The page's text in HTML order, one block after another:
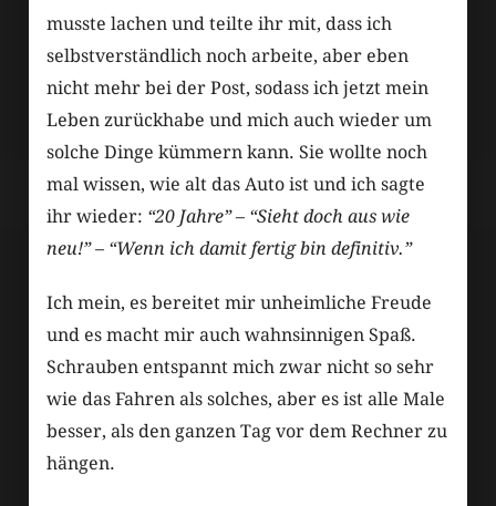
musste lachen und teilte ihr mit, dass ich
selbstverständlich noch arbeite, aber eben
nicht mehr bei der Post, sodass ich jetzt mein
Leben zurückhabe und mich auch wieder um
solche Dinge kümmern kann. Sie wollte noch
mal wissen, wie alt das Auto ist und ich sagte
ihr wieder: “20 Jahre”– “Sieht doch aus wie
neu!”– “Wenn ich damit fertig bin definitiv.”
Ich mein, es bereitet mir unheimliche Freude
und es macht mir auch wahnsinnigen Spaß.
Schrauben entspannt mich zwar nicht so sehr
wie das Fahren als solches, aber es ist alle Male
besser, als den ganzen Tag vor dem Rechner zu
hängen.